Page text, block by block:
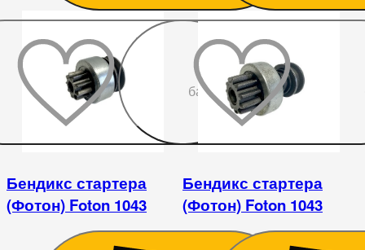
бажаного
Бендикс стартера
(Фотон) Foton 1043
Бендикс стартера
(Фотон) Foton 1043